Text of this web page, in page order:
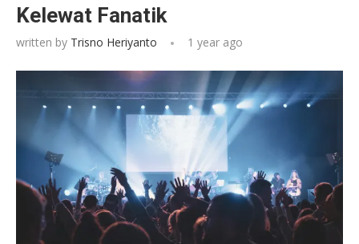
Kelewat Fanatik
written by Trisno Heriyanto 1 year ago